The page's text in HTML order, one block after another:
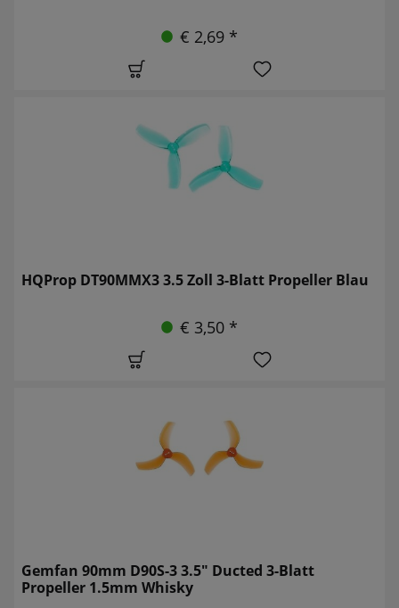
€ 2,69 *
HQProp DT90MMX3 3.5 Zoll 3-Blatt Propeller Blau
€ 3,50 *
Gemfan 90mm D90S-3 3.5" Ducted 3-Blatt
Propeller 1.5mm Whisky